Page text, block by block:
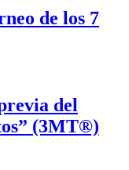
de los 7
del
(3MT®)